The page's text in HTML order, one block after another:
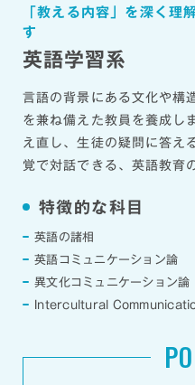
「教える内容」を深く理
す
英語学習系
言語の背景にある文化や構
を兼ね備えた教員を養成し
え直し、生徒の疑問に答え
覚で対話できる、英語教育
特徴的な科目
英語の諸相
英語コミュニケーション論
異文化コミュニケーション論
Intercultural